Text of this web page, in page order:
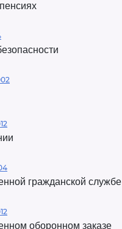
гражданской службе
оборонном заказе